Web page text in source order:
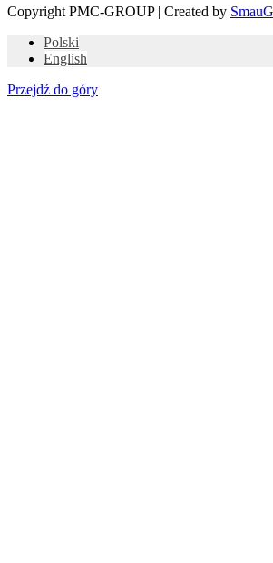
Copyright PMC-GROUP | Created by SmauG
Polski
English
Przejdź do góry